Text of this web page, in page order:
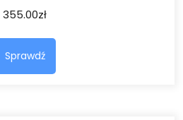
355.00zł
Sprawdź